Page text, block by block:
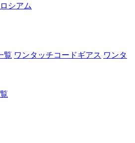
シアム
覧 ワンタッチコードギアス ワンタ